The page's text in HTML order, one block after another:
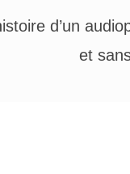
d’un
et